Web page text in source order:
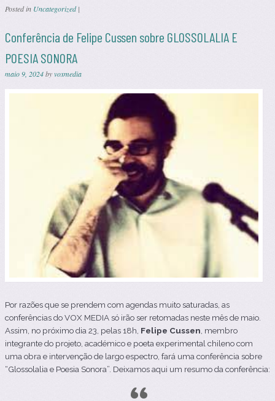
Posted in Uncategorized |
Conferência de Felipe Cussen sobre GLOSSOLALIA E
POESIA SONORA
maio 9, 2024byvoxmedia
Por razões que se prendem com agendas muito saturadas, as
conferências do VOX MEDIA só irão ser retomadas neste mês de maio.
Assim, no próximo dia 23, pelas 18h, Felipe Cussen , membro
integrante do projeto, académico e poeta experimental chileno com
uma obra e intervenção de largo espectro, fará uma conferência sobre
“Glossolalia e Poesia Sonora”. Deixamos aqui um resumo da conferência: